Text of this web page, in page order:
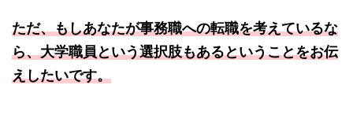
ただ、もしあなたが事務職への転職を考えているな
ら、大学職員という選択肢もあるということをお伝
えしたいです。